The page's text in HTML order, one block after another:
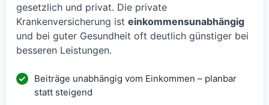
gesetzlich und privat. Die private
Krankenversicherung ist einkommensunabhängig
und bei guter Gesundheit oft deutlich günstiger bei
besseren Leistungen.
Beiträge unabhängig vom Einkommen – planbar
statt steigend